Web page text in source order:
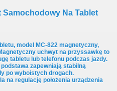
Samochodowy Na Tablet
model MC-822 magnetyczny,
uchwyt na przyssawkę to
tabletu lub telefonu podczas jazdy.
zapewniają stabilną
po wyboistych drogach.
na regulację położenia urządzenia